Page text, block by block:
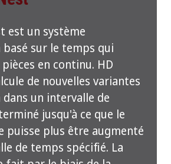
est un système
sur le temps qui
en continu. HD
de nouvelles variantes
un intervalle de
jusqu'à ce que le
puisse plus être augmenté
de temps spécifié. La